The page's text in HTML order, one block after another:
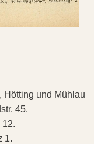
Hötting und Mühlau
45.
12.
1.